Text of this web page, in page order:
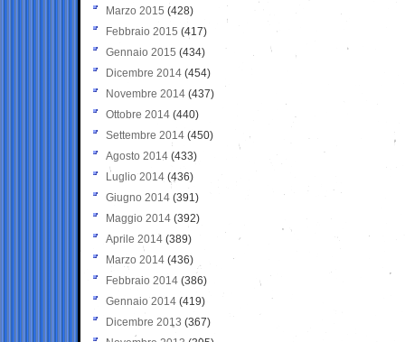
Marzo 2015 (428)
Febbraio 2015 (417)
Gennaio 2015 (434)
Dicembre 2014 (454)
Novembre 2014 (437)
Ottobre 2014 (440)
Settembre 2014 (450)
Agosto 2014 (433)
Luglio 2014 (436)
Giugno 2014 (391)
Maggio 2014 (392)
Aprile 2014 (389)
Marzo 2014 (436)
Febbraio 2014 (386)
Gennaio 2014 (419)
Dicembre 2013 (367)